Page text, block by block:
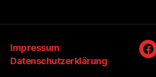
Impressum
Datenschutzerklärung